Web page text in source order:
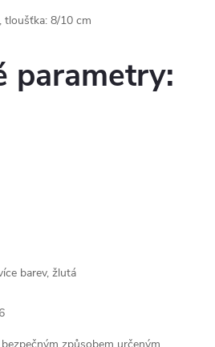
tloušťka: 8/10 cm
parametry:
barev, žlutá